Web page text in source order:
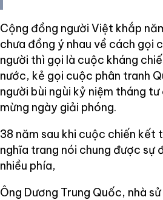
Cộng đồng người Việt khắp
chưa đồng ý nhau về cách gọi
người thì gọi là cuộc kháng
nước, kẻ gọi cuộc phân tranh
người bùi ngùi kỷ niệm tháng tư
mừng ngày giải phóng.
38 năm sau khi cuộc chiến kết
nghĩa trang nói chung được sự
nhiều phía,
Ông Dương Trung Quốc, nhà